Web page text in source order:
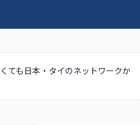
ても日本・タイのネットワークか